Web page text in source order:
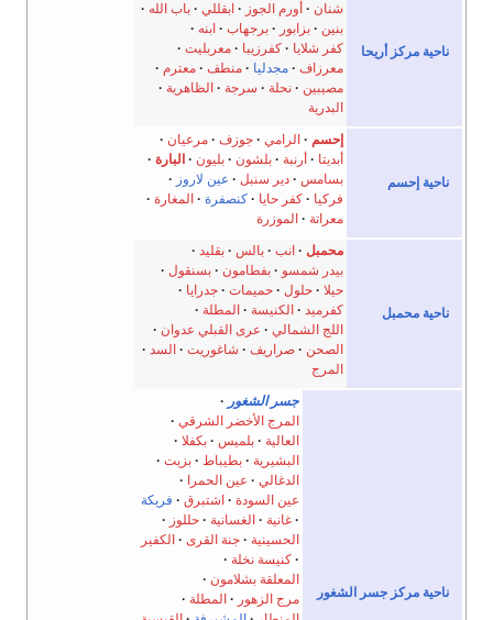
ناحية مركز أريحا
شنان
أورم الجوز ابقللي
باب الله
بنين
بزابور برجهاب
ابنه
كفر شلايا
كفرزيبا
معربليت
معرزاف
مجدليا منطف
معترم
مصيبين
نحلة سرجة
الظاهرية
البدرية
ناحية إحسم
إحسم الرامي جوزف
مرعيان
أبديتا
أرنبة بلشون بليون
البارة
بسامس
دير سنبل
عين لاروز
فركيا
كفر حايا كنصفرة
المغارة
معراتة
الموزرة
ناحية محمبل
محمبل انب بالس
بقليد
بيدر شمسو
بفطامون
بسنقول
حيلا
حلول حميمات
جدرايا
كفرميد
الكنيسة
المطلة
اللج الشمالي
عرى القبلي عدوان
الصحن
صراريف شاغوريت
السد
المرج
ناحية مركز جسر الشغور
جسر الشغور
المرج الأخضر الشرقي
العالية
بلميس
بكفلا
البشيرية
بطيباط
بزيت
الدغالي
عين الحمرا
عين السودة
اشتبرق
فريكة
غانية
الغسانية
حللوز
الحسينية
جنة القرى
الكفير
كنيسة نخلة
المعلقة بشلامون
مرج الزهور
المطلة